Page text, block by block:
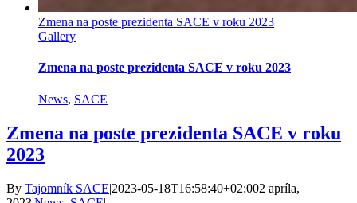
Zmena na poste prezidenta SACE v roku 2023
Gallery
Zmena na poste prezidenta SACE v roku 2023
News, SACE
Zmena na poste prezidenta SACE v roku
2023
By Tajomník SACE|2023-05-18T16:58:40+02:002 apríla,